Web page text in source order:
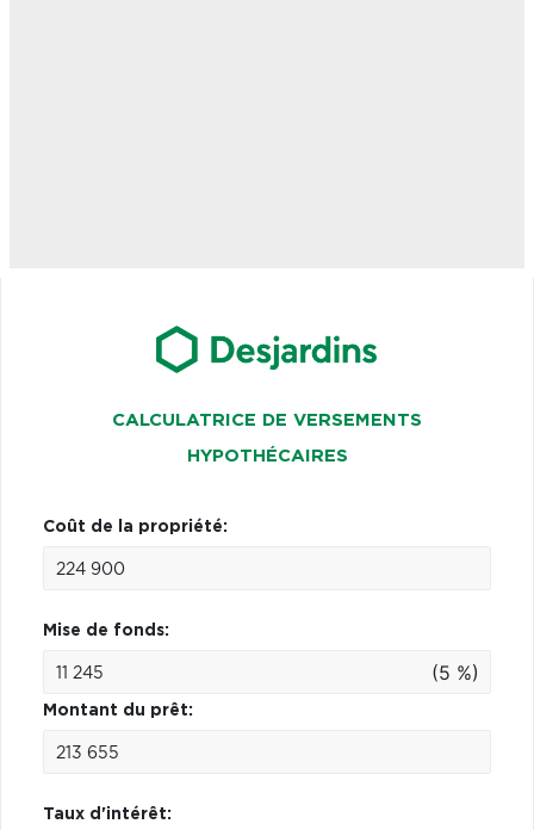
CALCULATRICE DE VERSEMENTS
HYPOTHÉCAIRES
Coût de la propriété:
Mise de fonds:
(5 %)
Montant du prêt:
Taux d'intérêt: